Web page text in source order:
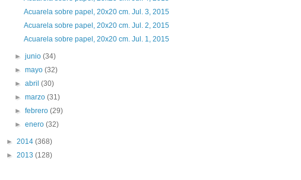
Acuarela sobre papel, 20x20 cm. Jul. 3, 2015
Acuarela sobre papel, 20x20 cm. Jul. 2, 2015
Acuarela sobre papel, 20x20 cm. Jul. 1, 2015
►junio(34)
►mayo(32)
►abril(30)
►marzo(31)
►febrero(29)
►enero(32)
► 2014 (368)
► 2013 (128)